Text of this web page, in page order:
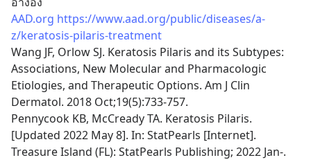
AAD.org https://www.aad.org/public/diseases/a-
z/keratosis-pilaris-treatment
Wang JF, Orlow SJ. Keratosis Pilaris and its Subtypes:
Associations, New Molecular and Pharmacologic
Etiologies, and Therapeutic Options. Am J Clin
Dermatol. 2018 Oct;19(5):733-757.
Pennycook KB, McCready TA. Keratosis Pilaris.
[Updated 2022 May 8]. In: StatPearls [Internet].
Treasure Island (FL): StatPearls Publishing; 2022 Jan-.